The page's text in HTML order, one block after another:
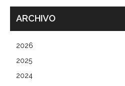
ARCHIVO
2026
2025
2024